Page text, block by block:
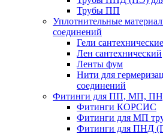
Трубы ПП
Уплотнительные
соединений
Гели
Лен сантехнический
Ленты фум
Нити для
соединений
Фитинги для ПП, МП,
Фитинги КОРСИС
Фитинги для МП
Фитинги для ПНД